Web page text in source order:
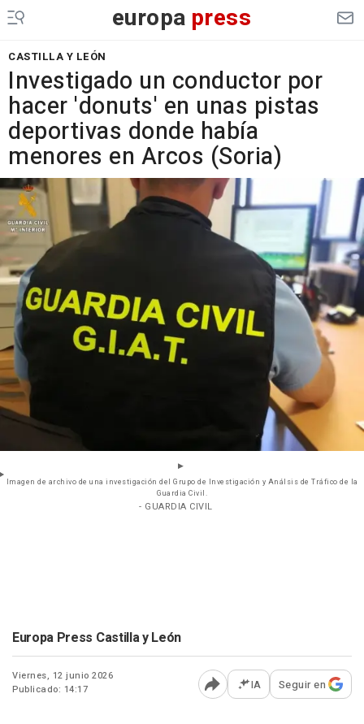
europa press
CASTILLA Y LEÓN
Investigado un conductor por
hacer 'donuts' en unas pistas
deportivas donde había
menores en Arcos (Soria)
Imagen de archivo de una investigación del Grupo de Investigación y Análsis de Tráfico de la
Guardia Civil.
- GUARDIA CIVIL
Europa Press Castilla y León
Viernes, 12 junio 2026
Publicado: 14:17
Abrir opciones para
IA Seguir en